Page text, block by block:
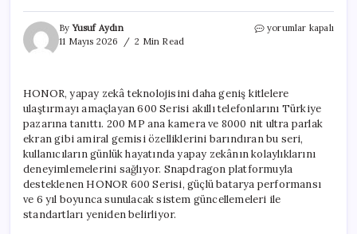
ByYusuf Aydın
11 Mayıs 2026
2 Min Read
HONOR
Zekâ
ile
Herkesin
Yanında
için
yorumlar kapalı
HONOR, yapay zekâ teknolojisini daha geniş kitlelere
ulaştırmayı amaçlayan 600 Serisi akıllı telefonlarını Türkiye
pazarına tanıttı. 200 MP ana kamera ve 8000 nit ultra parlak
ekran gibi amiral gemisi özelliklerini barındıran bu seri,
kullanıcıların günlük hayatında yapay zekânın kolaylıklarını
deneyimlemelerini sağlıyor. Snapdragon platformuyla
desteklenen HONOR 600 Serisi, güçlü batarya performansı
ve 6 yıl boyunca sunulacak sistem güncellemeleri ile
standartları yeniden belirliyor.